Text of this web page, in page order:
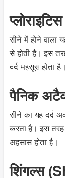
सीने में होने वाला
से होती है। इस
दर्द महसूस होता है।
पैनिक
सीने का यह दर्द
करता है। इस तरह
अहसास होता है।
शिंगल्स